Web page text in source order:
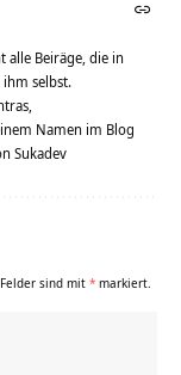
alle Beiräge, die in
selbst.
Namen im Blog
Sukadev
sind mit * markiert.